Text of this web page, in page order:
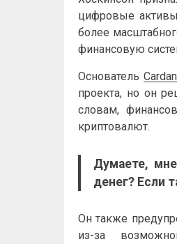
цифровые
более
финансовую
Основатель
проекта, но он
словам,
криптовалют.
Думаете,
денег? Если
Он также
из-за